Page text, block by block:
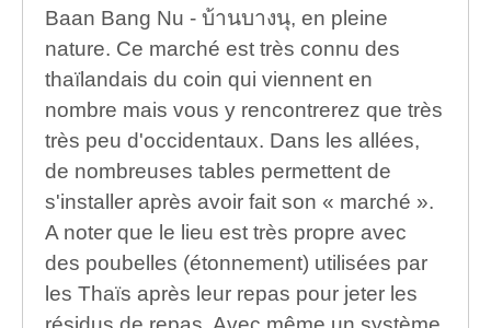
Baan Bang Nu - บ้านบางนุ, en pleine
nature. Ce marché est très connu des
thaïlandais du coin qui viennent en
nombre mais vous y rencontrerez que très
très peu d'occidentaux. Dans les allées,
de nombreuses tables permettent de
s'installer après avoir fait son « marché ».
A noter que le lieu est très propre avec
des poubelles (étonnement) utilisées par
les Thaïs après leur repas pour jeter les